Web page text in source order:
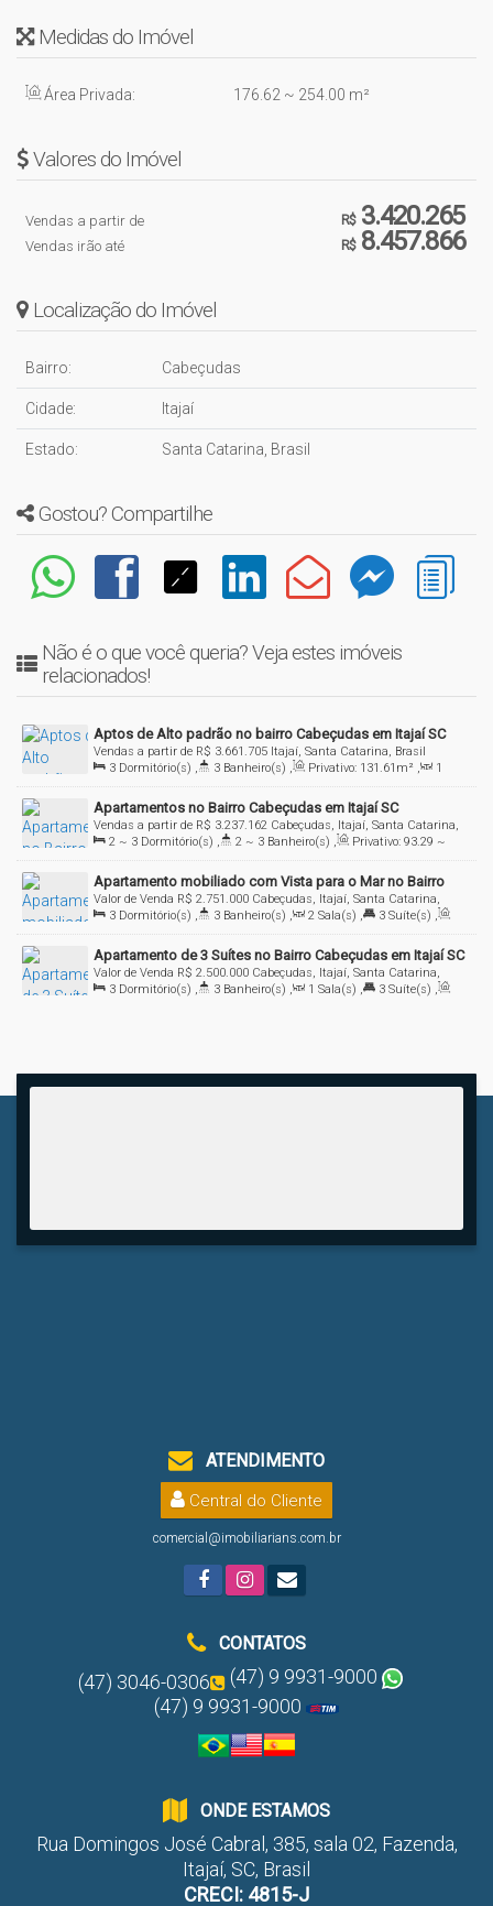
Medidas do Imóvel
Área Privada: 176.62 ~ 254.00 m²
Valores do Imóvel
R$3.420.265
Vendas a partir de
R$8.457.866
Vendas irão até
Localização do Imóvel
Bairro: Cabeçudas
Cidade: Itajaí
Estado: Santa Catarina, Brasil
Gostou? Compartilhe
Não é o que você queria? Veja estes imóveis
relacionados!
Aptos de Alto padrão no bairro Cabeçudas em Itajaí SC
R$ 3.661.705
Vendas a partir de
Itajaí, Santa Catarina, Brasil
3 Dormitório(s) , 3 Banheiro(s) , Privativo: 131 .61 m² ,
1
Sala(s) , 2 Suíte(s) , 2 Vaga(s)
Apartamentos no Bairro Cabeçudas em Itajaí SC
R$ 3.237.162
Vendas a partir de
Cabeçudas, Itajaí, Santa Catarina,
Brasil2 ~ 3 Dormitório(s) , 2 ~ 3 Banheiro(s) , Privativo: 93.29 ~
257.78m² , 2 Sala(s) , 2 ~ 3 Suíte(s) , 2 Vaga(s)
Apartamento mobiliado com Vista para o Mar no Bairro
Cabeçudas em Itajaí SC
R$ 2.751.000
Valor de Venda
Cabeçudas, Itajaí, Santa Catarina,
Brasil
3 Dormitório(s) , 3 Banheiro(s) , 2 Sala(s) , 3 Suíte(s) ,
Total: 181.86m² , 2 Vaga(s) , Útil: 147.86m²
Apartamento de 3 Suítes no Bairro Cabeçudas em Itajaí SC
R$ 2.500.000
Valor de Venda
Cabeçudas, Itajaí, Santa Catarina,
Brasil
3 Dormitório(s) , 3 Banheiro(s) , 1 Sala(s) , 3 Suíte(s) ,
ATENDIMENTO
Central do Cliente
comercial@imobiliarians.com.br
CONTATOS
(47) 3046-0306
(47) 9 9931-9000
(47) 9 9931-9000
ONDE ESTAMOS
Rua Domingos José Cabral, 385, sala 02, Fazenda,
Itajaí, SC, Brasil
CRECI: 4815-J